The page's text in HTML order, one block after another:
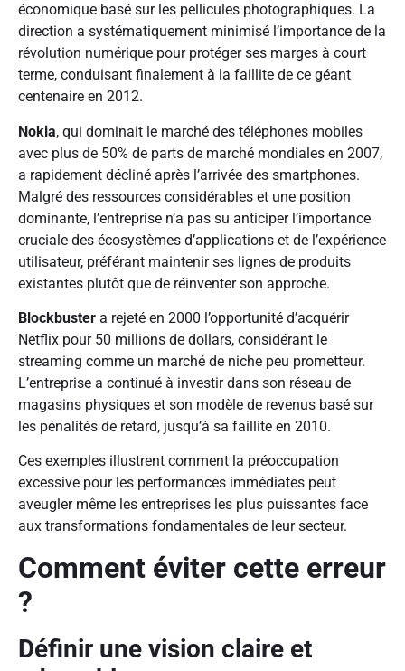
économique basé sur les pellicules photographiques. La
direction a systématiquement minimisé l’importance de la
révolution numérique pour protéger ses marges à court
terme, conduisant finalement à la faillite de ce géant
centenaire en 2012.
Nokia, qui dominait le marché des téléphones mobiles
avec plus de 50% de parts de marché mondiales en 2007,
a rapidement décliné après l’arrivée des smartphones.
Malgré des ressources considérables et une position
dominante, l’entreprise n’a pas su anticiper l’importance
cruciale des écosystèmes d’applications et de l’expérience
utilisateur, préférant maintenir ses lignes de produits
existantes plutôt que de réinventer son approche.
Blockbuster a rejeté en 2000 l’opportunité d’acquérir
Netflix pour 50 millions de dollars, considérant le
streaming comme un marché de niche peu prometteur.
L’entreprise a continué à investir dans son réseau de
magasins physiques et son modèle de revenus basé sur
les pénalités de retard, jusqu’à sa faillite en 2010.
Ces exemples illustrent comment la préoccupation
excessive pour les performances immédiates peut
aveugler même les entreprises les plus puissantes face
aux transformations fondamentales de leur secteur.
Comment éviter cette erreur
?
Définir une vision claire et